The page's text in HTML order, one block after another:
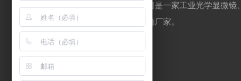
深圳市晨晟光学仪器有限公司是一家工业光学显微镜、
各类光学元件及部件的显微镜厂家。